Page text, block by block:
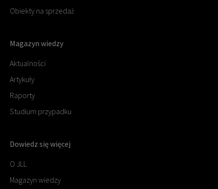
Obiekty na sprzedaż
Magazyn wiedzy
Aktualności
Artykuły
Raporty
Studium przypadku
Dowiedz się więcej
O JLL
Magazyn wiedzy